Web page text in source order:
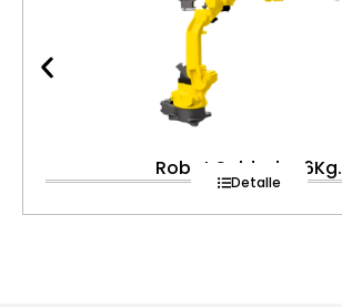
Robot Soldador 6Kg.
Detalle